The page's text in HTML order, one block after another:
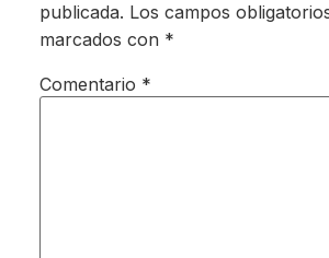
publicada. Los campos
marcados con *
Comentario *